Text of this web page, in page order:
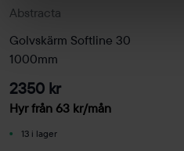
Abstracta
Golvskärm Softline 30
1000mm
2350 kr
Hyr från 63 kr/mån
13 i lager